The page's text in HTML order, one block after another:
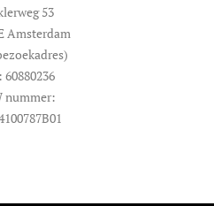
53
Amsterdam
60880236
nummer: